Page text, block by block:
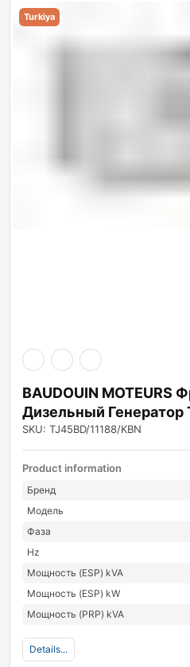
Turkiya
BAUDOUIN MOTEURS
Дизельный Генератор
SKU: TJ45BD/11188/KBN
Product information
Бренд
Модель
Фаза
Hz
Мощность (ESP) kVA
Мощность (ESP) kW
Мощность (PRP) kVA
Details...